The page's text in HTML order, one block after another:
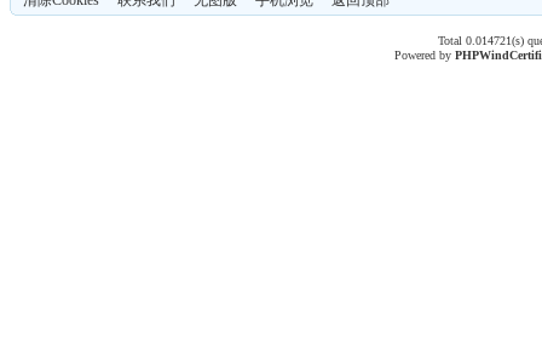
Total 0.014721(s)
Powered byPHPWind